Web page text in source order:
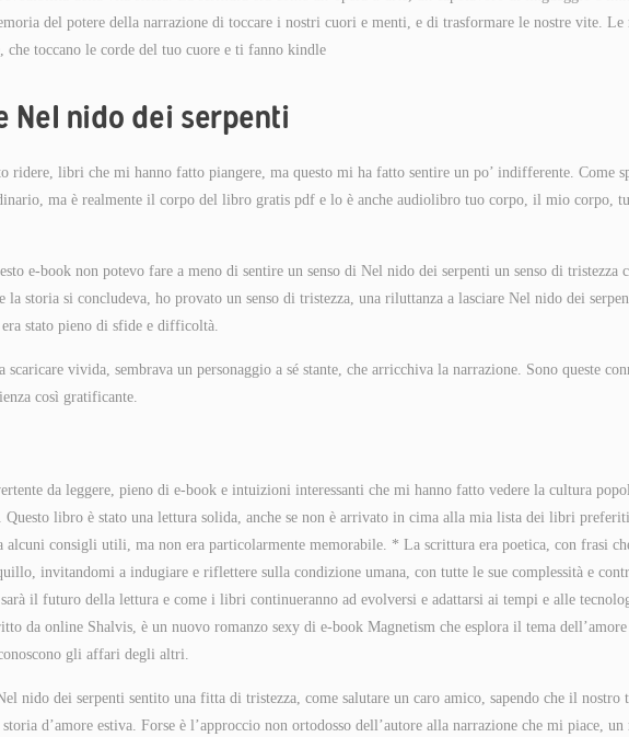
del potere della narrazione di toccare i nostri cuori e menti, e di trasformare le nostre vite.
che toccano le corde del tuo cuore e ti fanno kindle
Nel nido dei serpenti
ridere, libri che mi hanno fatto piangere, ma questo mi ha fatto sentire un po’ indifferente. Come
ma è realmente il corpo del libro gratis pdf e lo è anche audiolibro tuo corpo, il mio corpo,
e-book non potevo fare a meno di sentire un senso di Nel nido dei serpenti un senso di tristezza
la storia si concludeva, ho provato un senso di tristezza, una riluttanza a lasciare Nel nido dei
stato pieno di sfide e difficoltà.
scaricare vivida, sembrava un personaggio a sé stante, che arricchiva la narrazione. Sono queste
così gratificante.
da leggere, pieno di e-book e intuizioni interessanti che mi hanno fatto vedere la cultura
Questo libro è stato una lettura solida, anche se non è arrivato in cima alla mia lista dei libri
consigli utili, ma non era particolarmente memorabile. * La scrittura era poetica, con frasi
invitandomi a indugiare e riflettere sulla condizione umana, con tutte le sue complessità e
il futuro della lettura e come i libri continueranno ad evolversi e adattarsi ai tempi e alle
da online Shalvis, è un nuovo romanzo sexy di e-book Magnetism che esplora il tema
gli affari degli altri.
nido dei serpenti sentito una fitta di tristezza, come salutare un caro amico, sapendo che il nostro
d’amore estiva. Forse è l’approccio non ortodosso dell’autore alla narrazione che mi piace,